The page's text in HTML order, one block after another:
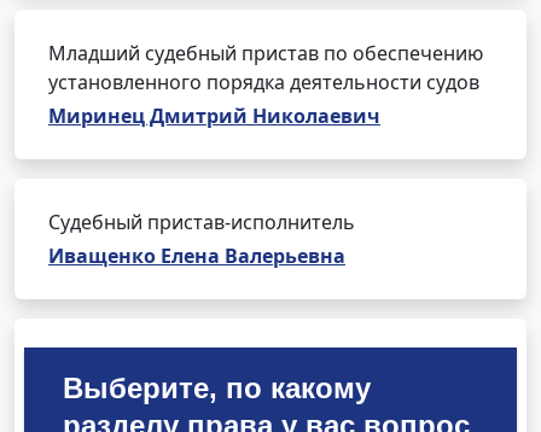
Младший судебный пристав по обеспечению
установленного порядка деятельности судов
Миринец Дмитрий Николаевич
Судебный пристав-исполнитель
Иващенко Елена Валерьевна